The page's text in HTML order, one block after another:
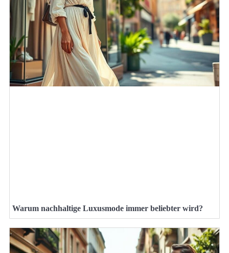
Warum nachhaltige Luxusmode immer beliebter wird?